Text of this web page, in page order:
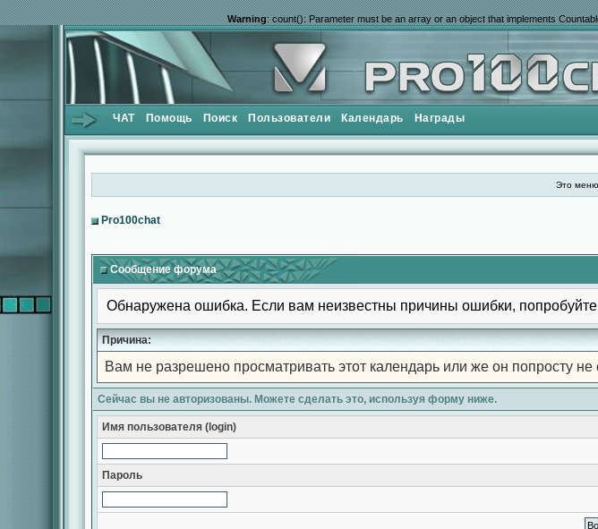
Warning: count(): Parameter must be an array or an object that implements
ЧАТ Помощь Поиск Пользователи Календарь Награды
Это
Pro100chat
Сообщение форума
Обнаружена ошибка. Если вам неизвестны причины ошибки, попробуйте
Причина:
Вам не разрешено просматривать этот календарь или же он попросту не
Сейчас вы не авторизованы. Можете сделать это, используя форму ниже.
Имя пользователя (login)
Пароль